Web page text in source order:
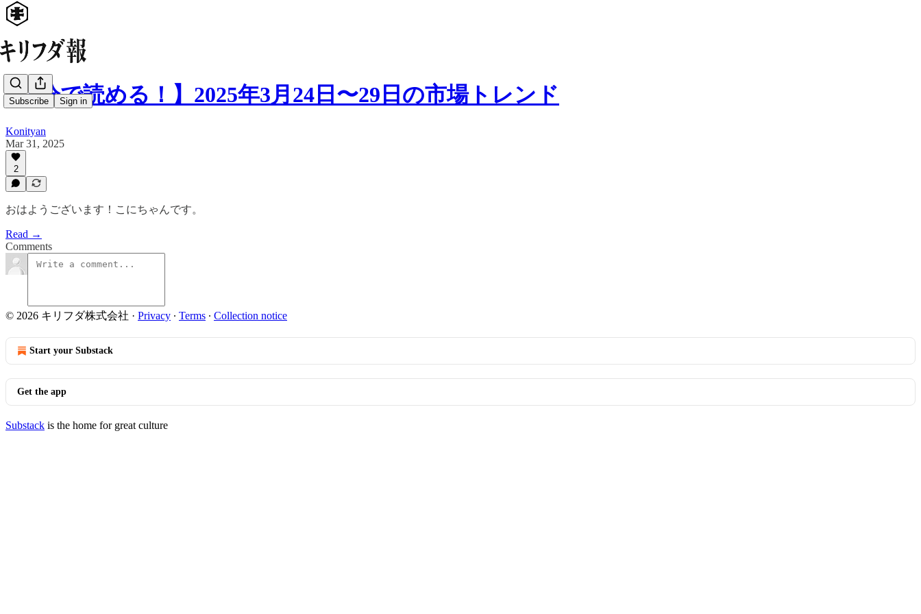
Subscribe Sign in
【5分で読める！】2025年3月24日〜29日の市場トレンド
Konityan
Mar 31, 2025
2
おはようございます！こにちゃんです。
Read →
Comments
© 2026 キリフダ株式会社 · Privacy ∙ Terms ∙ Collection notice
Start your Substack
Get the app
Substack is the home for great culture